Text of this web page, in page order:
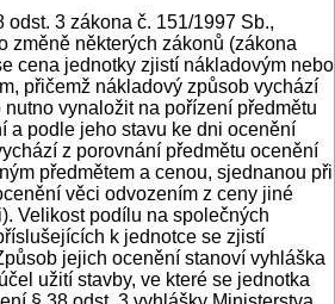
odst. 3 zákona č. 151/1997 Sb.,
změně některých zákonů (zákona
cena jednotky zjistí nákladovým nebo
přičemž nákladový způsob vychází
vynaložit na pořízení předmětu
a podle jeho stavu ke dni ocenění
z porovnání předmětu ocenění
předmětem a cenou, sjednanou při
věci odvozením z ceny jiné
Velikost podílu na společných
k jednotce se zjistí
jejich ocenění stanoví vyhláška
užití stavby, ve které se jednotka